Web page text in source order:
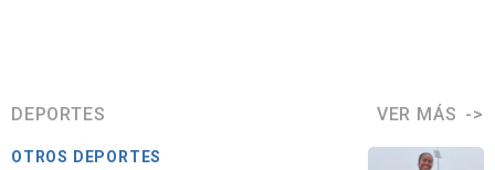
DEPORTES VER MÁS
OTROS DEPORTES